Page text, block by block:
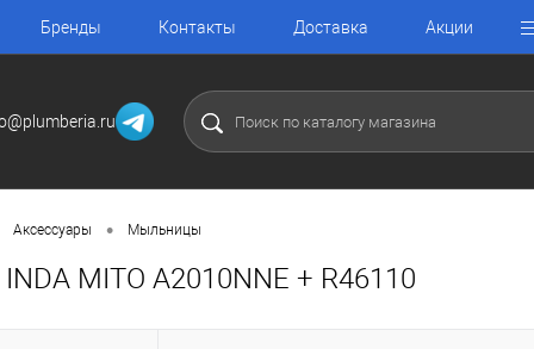
Бренды Контакты Доставка Акции
Аксессуары • Мыльницы
MITO A2010NNE + R46110